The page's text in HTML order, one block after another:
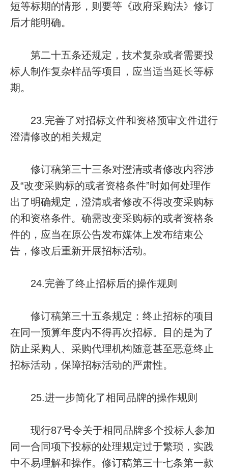
短等标期的情形，则要等《政府采购法》修订
后才能明确。
第二十五条还规定，技术复杂或者需要投
标人制作复杂样品等项目，应当适当延长等标
期。
23.完善了对招标文件和资格预审文件进行
澄清修改的相关规定
修订稿第三十三条对澄清或者修改内容涉
及“改变采购标的或者资格条件”时如何处理作
出了明确规定，澄清或者修改不得改变采购标
的和资格条件。确需改变采购标的或者资格条
件的，应当在原公告发布媒体上发布结束公
告，修改后重新开展招标活动。
24.完善了终止招标后的操作规则
修订稿第三十五条规定：终止招标的项目
在同一预算年度内不得再次招标。目的是为了
防止采购人、采购代理机构随意甚至恶意终止
招标活动，保障招标活动的严肃性。
25.进一步简化了相同品牌的操作规则
现行87号令关于相同品牌多个投标人参加
同一合同项下投标的处理规定过于繁琐，实践
中不易理解和操作。修订稿第三十七条第一款